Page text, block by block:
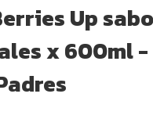
Up
x 600ml -